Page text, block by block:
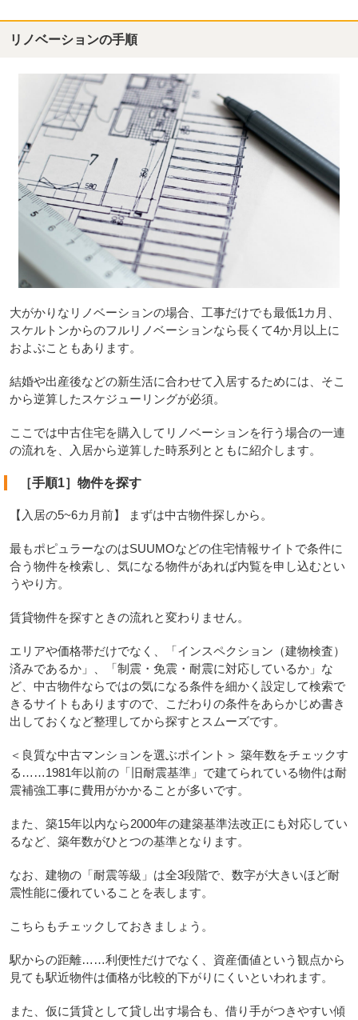
リノベーションの手順
大がかりなリノベーションの場合、工事だけでも最低1カ月、
スケルトンからのフルリノベーションなら長くて4か月以上に
およぶこともあります。
結婚や出産後などの新生活に合わせて入居するためには、そこ
から逆算したスケジューリングが必須。
ここでは中古住宅を購入してリノベーションを行う場合の一連
の流れを、入居から逆算した時系列とともに紹介します。
［手順1］物件を探す
【入居の5~6カ月前】 まずは中古物件探しから。
最もポピュラーなのはSUUMOなどの住宅情報サイトで条件に
合う物件を検索し、気になる物件があれば内覧を申し込むとい
うやり方。
賃貸物件を探すときの流れと変わりません。
エリアや価格帯だけでなく、「インスペクション（建物検査）
済みであるか」、「制震・免震・耐震に対応しているか」な
ど、中古物件ならではの気になる条件を細かく設定して検索で
きるサイトもありますので、こだわりの条件をあらかじめ書き
出しておくなど整理してから探すとスムーズです。
＜良質な中古マンションを選ぶポイント＞ 築年数をチェックす
る……1981年以前の「旧耐震基準」で建てられている物件は耐
震補強工事に費用がかかることが多いです。
また、築15年以内なら2000年の建築基準法改正にも対応してい
るなど、築年数がひとつの基準となります。
なお、建物の「耐震等級」は全3段階で、数字が大きいほど耐
震性能に優れていることを表します。
こちらもチェックしておきましょう。
駅からの距離……利便性だけでなく、資産価値という観点から
見ても駅近物件は価格が比較的下がりにくいといわれます。
また、仮に賃貸として貸し出す場合も、借り手がつきやすい傾